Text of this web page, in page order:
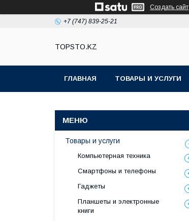
Создать сайт
+7 (747) 839-25-21
TOPSTO.KZ
ГЛАВНАЯ ТОВАРЫ И УСЛУГИ
Товары и услуги
Компьютерная техника
Смартфоны и телефоны
Гаджеты
Планшеты и электронные
книги